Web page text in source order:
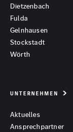
Dietzenbach
Fulda
Gelnhausen
Stockstadt
Wörth
UNTERNEHMEN
Aktuelles
Ansprechpartner